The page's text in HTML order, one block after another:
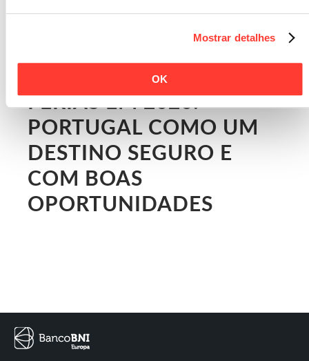
Mostrar detalhes
OK
GPS:: 9 JUNHO 2020
FÉRIAS EM 2020:
PORTUGAL COMO UM
DESTINO SEGURO E
COM BOAS
OPORTUNIDADES